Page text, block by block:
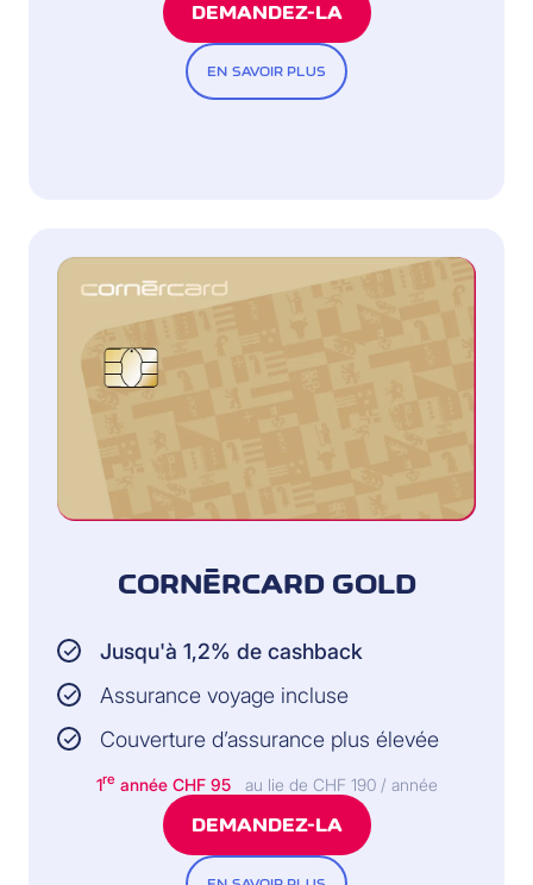
DEMANDEZ-LA
EN SAVOIR PLUS
CORNÈRCARD GOLD
Jusqu'à 1,2% de cashback
Assurance voyage incluse
Couverture d’assurance plus élevée
1re année CHF 95 au lie de CHF 190 / année
DEMANDEZ-LA